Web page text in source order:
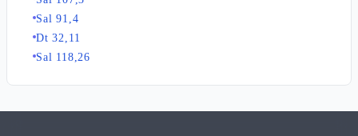
Sal 91,4
Dt 32,11
Sal 118,26